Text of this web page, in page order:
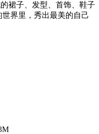
裙子、发型、首饰、鞋子
界里，秀出最美的自己